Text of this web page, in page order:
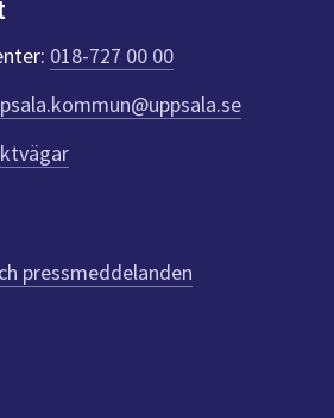
018-727 00 00
pressmeddelanden